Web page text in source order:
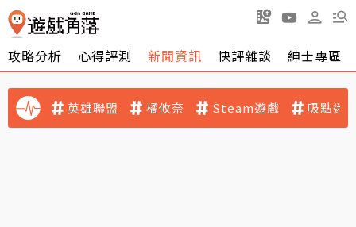
攻略分析 心得評測 新聞資訊 快評雜談 紳士專區
英雄聯盟 橘攸奈 Steam遊戲 吸點迷